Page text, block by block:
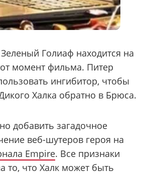
Голиаф находится на
момент фильма. Питер
ингибитор, чтобы
Халка обратно в Брюса.
добавить загадочное
веб-шутеров героя на
Empire. Все признаки
то, что Халк может быть